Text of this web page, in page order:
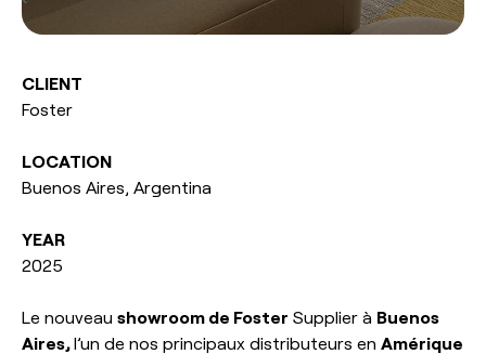
Showrooms
Contact
CLIENT
Foster
LOCATION
Buenos Aires, Argentina
YEAR
2025
Le nouveau showroom de Foster Supplier à Buenos
Aires,l’un de nos principaux distributeurs en Amérique